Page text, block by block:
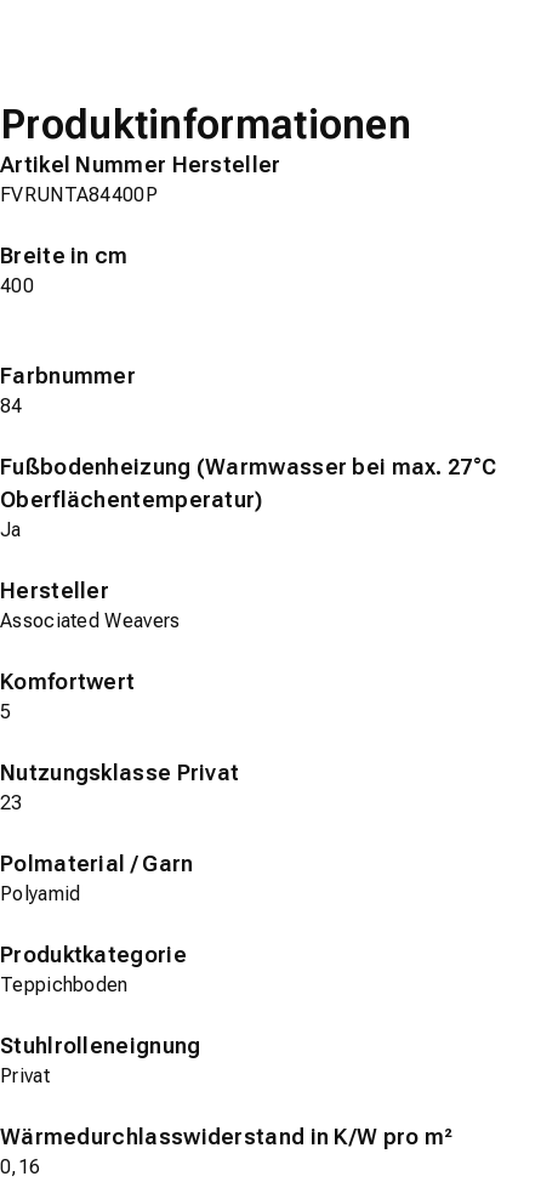
Produktinformationen
Artikel Nummer Hersteller
FVRUNTA84400P
Breite in cm
400
Farbnummer
84
Fußbodenheizung (Warmwasser bei max. 27°C
Oberflächentemperatur)
Ja
Hersteller
Associated Weavers
Komfortwert
5
Nutzungsklasse Privat
23
Polmaterial / Garn
Polyamid
Produktkategorie
Teppichboden
Stuhlrolleneignung
Privat
Wärmedurchlasswiderstand in K/W pro m²
0,16